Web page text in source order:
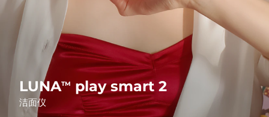
LUNATM play smart 2
洁面仪
热门产品
特别优惠 畅销产品
西班牙 预计送达日期 8/10/26
澳大利亚 预计送达日期 8/13/26
预计送达日期
德国 预计送达日期